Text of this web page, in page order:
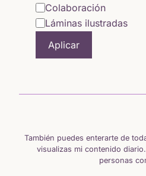
Categoría
Colaboración
Láminas ilustradas
Aplicar
También puedes enterarte de
visualizas mi contenido
personas